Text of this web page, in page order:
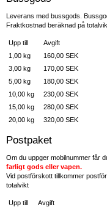
Leverans med bussgods.
Fraktkostnad beräknad på
Upp till
Avgift
1,00 kg
160,00 SEK
3,00 kg
170,00 SEK
5,00 kg
180,00 SEK
10,00 kg
230,00 SEK
15,00 kg
280,00 SEK
20,00 kg
320,00 SEK
Postpaket
Om du uppger mobilnummer får
farligt gods eller vapen.
Vid postförskott tillkommer
totalvikt
Upp till
Avgift